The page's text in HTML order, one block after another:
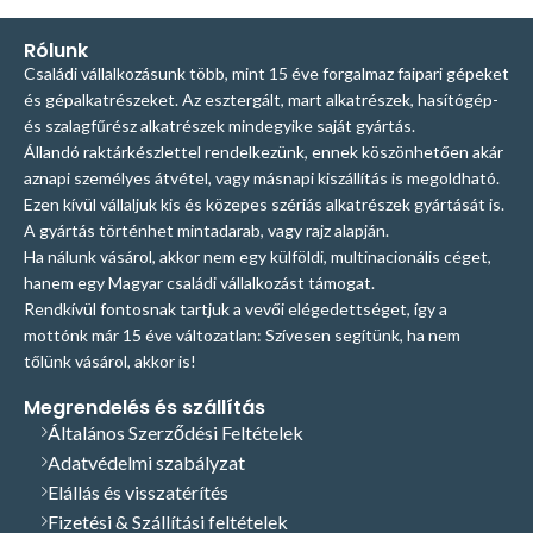
A feltüntetett
ár centiméterre
vonatkozik.
Kérjük, a
megrendelésnél
a lap hosszát
centiméterben
adja meg a
darabszám
mezőben! Az
adott
centiméter
áron kívül nincs
fogak.Ez a fűrészlap a sűrű
fogosztás miatt fa
keresztvágására alkalmas, de
ugyanezen ok miatt ugyanígy
alkalmas acél és egyéb fém
lemezek, zártszelvények,
szálanyagok vágására is!
Speciálisan kialakított fogformák a
maximális vágási teljesítményért.
A bimetál szalagfűrészlap
fogainak keménysége 60
rockwell feletti, azaz cca 50%-
al keményebb a hagyományos
fűrészlapok fogkeménységéhez
(40-43 rockwell) képest!
különbség, hogy gond nélkül
vághatók velük szegekkel teli
fém vágására is alkalmasak!!!A
bimetál szalagfűrészlapok
gyárilag élezettek és
fogak.Ez a fűrészlap a sűrű
keresztvágására alkalmas, de
ugyanezen ok miatt ugyanígy
alkalmas acél és egyéb fém
lemezek, zártszelvények,
szálanyagok vágására is!
Speciálisan kialakított fogformák a
maximális vágási teljesítményért.
A bimetál szalagfűrészlap
fogainak keménysége 60
rockwell feletti, azaz cca 50%-
al keményebb a hagyományos
fűrészlapok fogkeménységéhez
vághatók velük szegekkel teli
Rólunk
Családi vállalkozásunk több, mint 15 éve forgalmaz faipari gépeket
és gépalkatrészeket. Az esztergált, mart alkatrészek, hasítógép-
és szalagfűrész alkatrészek mindegyike saját gyártás.
Állandó raktárkészlettel rendelkezünk, ennek köszönhetően akár
aznapi személyes átvétel, vagy másnapi kiszállítás is megoldható.
Ezen kívül vállaljuk kis és közepes szériás alkatrészek gyártását is.
A gyártás történhet mintadarab, vagy rajz alapján.
Ha nálunk vásárol, akkor nem egy külföldi, multinacionális céget,
hanem egy Magyar családi vállalkozást támogat.
Rendkívül fontosnak tartjuk a vevői elégedettséget, így a
mottónk már 15 éve változatlan: Szívesen segítünk, ha nem
tőlünk vásárol, akkor is!
Megrendelés és szállítás
Általános Szerződési Feltételek
Adatvédelmi szabályzat
Elállás és visszatérítés
Fizetési & Szállítási feltételek